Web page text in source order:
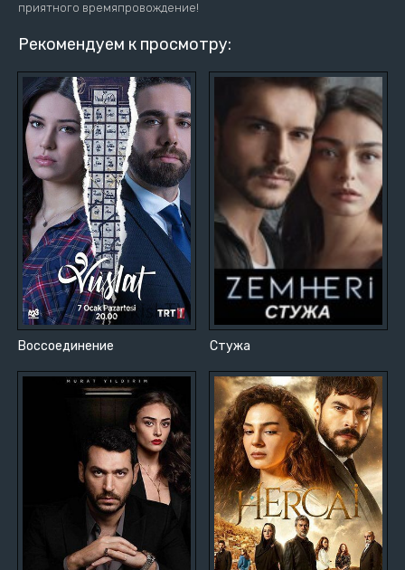
приятного времяпровождение!
Рекомендуем к просмотру:
Воссоединение Стужа